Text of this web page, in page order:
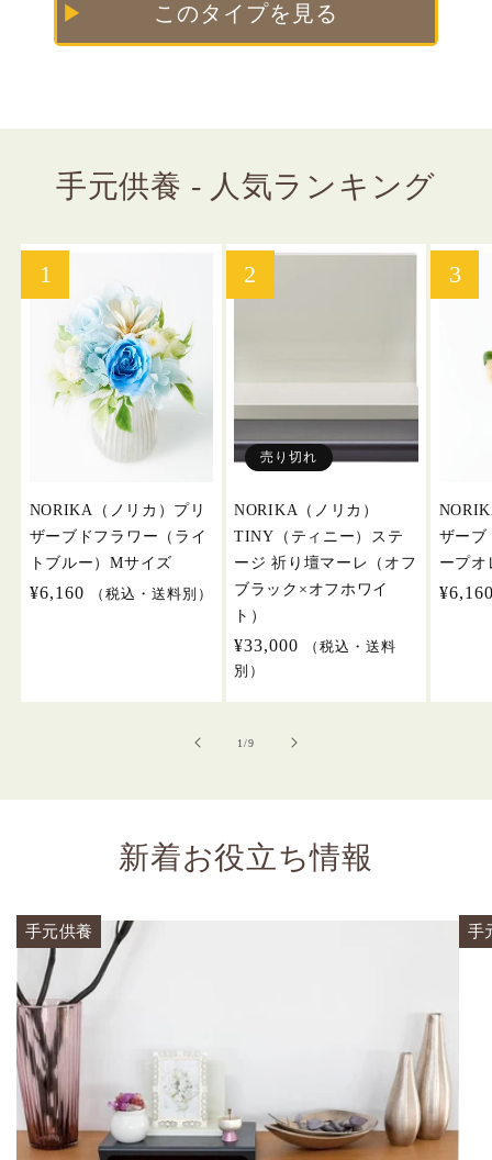
このタイプを見る
手元供養 - 人気ランキング
NORIKA（ノリカ）プリ
ザーブドフラワー（ライ
トブルー）Mサイズ
通
¥6,160 （税込・送料別）
売り切れ
NORIKA（ノリカ）
TINY（ティニー）ステ
ージ 祈り壇マーレ（オフ
ブラック×オフホワイ
ト）
通
常
¥33,000
（税込・送料
別）
ザーブ
ープ
通
1/の
9
新着お役立ち情報
手元供養 手